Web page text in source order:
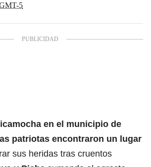
5
en el municipio de
patriotas encontraron un lugar
sus heridas tras cruentos